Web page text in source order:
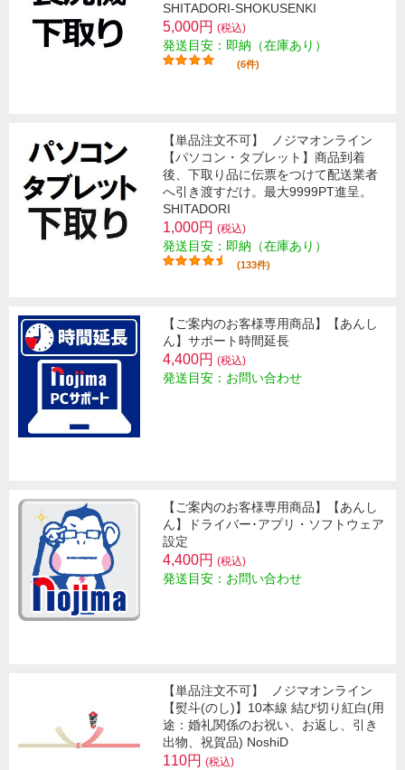
SHITADORI-SHOKUSENKI
5,000円 (税込)
発送目安：即納（在庫あり）
(6件)
【単品注文不可】
ノジマオンライン
【パソコン・タブレット】商品到着
後、下取り品に伝票をつけて配送業者
へ引き渡すだけ。最大9999PT進呈。
SHITADORI
1,000円 (税込)
発送目安：即納（在庫あり）
(133件)
【ご案内のお客様専用商品】【あんし
ん】サポート時間延長
4,400円 (税込)
発送目安：お問い合わせ
【ご案内のお客様専用商品】【あんし
ん】ドライバー･アプリ・ソフトウェア
設定
4,400円 (税込)
発送目安：お問い合わせ
【単品注文不可】
ノジマオンライン
【熨斗(のし)】10本線 結び切り紅白(用
途：婚礼関係のお祝い、お返し、引き
出物、祝賀品) NoshiD
110円 (税込)